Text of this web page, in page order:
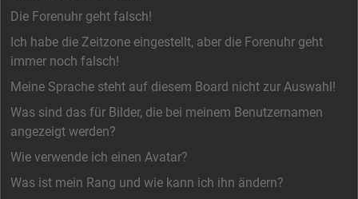
Die Forenuhr geht falsch!
Ich habe die Zeitzone eingestellt, aber die Forenuhr geht
immer noch falsch!
Meine Sprache steht auf diesem Board nicht zur Auswahl!
Was sind das für Bilder, die bei meinem Benutzernamen
angezeigt werden?
Wie verwende ich einen Avatar?
Was ist mein Rang und wie kann ich ihn ändern?